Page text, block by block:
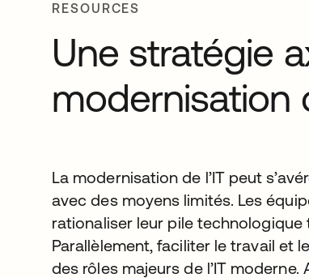
RESOURCES
Une stratégie
modernisation
La modernisation de l’IT peut
avec des moyens limités. Les
rationaliser leur pile
Parallèlement, faciliter le travail et
des rôles majeurs de l’IT